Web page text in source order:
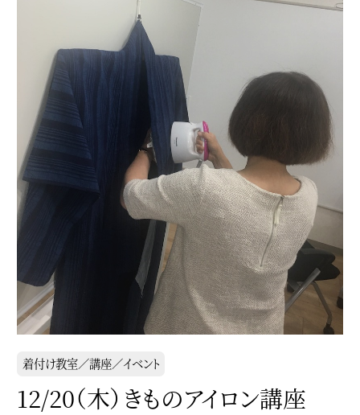
着付け教室／講座／イベント
12/20（木）きものアイロン講座